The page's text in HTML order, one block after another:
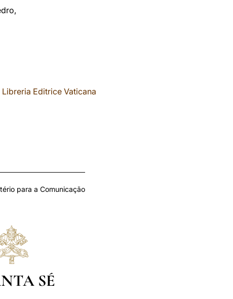
Editrice Vaticana
para a Comunicação
SÉ